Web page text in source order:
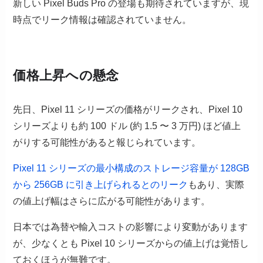
新しい Pixel Buds Pro の登場も期待されていますが、現
時点でリーク情報は確認されていません。
価格上昇への懸念
先日、Pixel 11 シリーズの価格がリークされ、Pixel 10
シリーズよりも約 100 ドル (約 1.5 〜 3 万円) ほど値上
がりする可能性があると報じられています。
Pixel 11 シリーズの最小構成のストレージ容量が 128GB
から 256GB に引き上げられるとのリーク もあり、実際
の値上げ幅はさらに広がる可能性があります。
日本では為替や輸入コストの影響により変動があります
が、少なくとも Pixel 10 シリーズからの値上げは覚悟し
ておくほうが無難です。